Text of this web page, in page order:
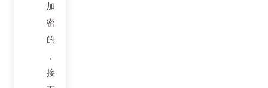
加
密
的
，
接